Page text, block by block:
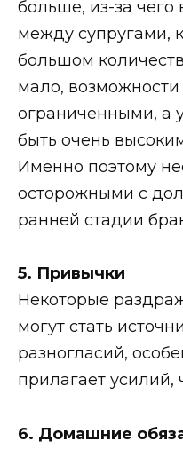
больше, из-за чего
между супругами,
большом
мало, возможности
ограниченными, а
быть очень
Именно поэтому
осторожными с
ранней стадии
5. Привычки
Некоторые
могут стать
разногласий,
прилагает усилий,
6. Домашние